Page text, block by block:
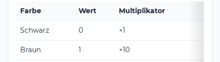
Farbe Wert Multiplikator
Schwarz 0 ×1
Braun 1 ×10